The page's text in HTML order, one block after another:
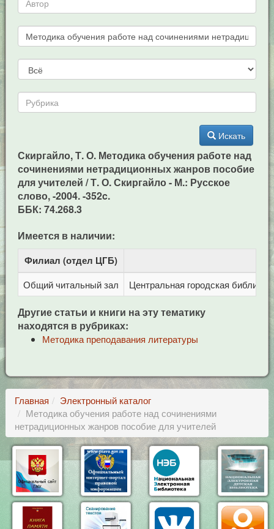
Искать
Скиргайло, Т. О. Методика обучения работе над
сочинениями нетрадиционных жанров пособие
для учителей / Т. О. Скиргайло - М.: Русское
слово, -2004. -352c.
ББК: 74.268.3
Имеется в наличии:
Филиал (отдел ЦГБ)
Общий читальный зал Центральная городская
Другие статьи и книги на эту тематику
находятся в рубриках:
Методика преподавания литературы
Главная
Электронный каталог
Методика обучения работе над сочинениями
нетрадиционных жанров пособие для учителей